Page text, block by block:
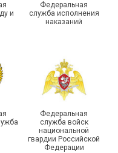
ГУФСИН
по Пермскому
краю приняли участие в
туристическом слете
и
Федеральная
служба исполнения
наказаний
Федеральная
служба войск
национальной
гвардии Российской
Федерации